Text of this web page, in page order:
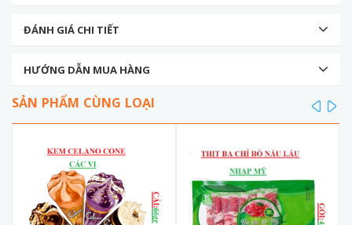
ĐÁNH GIÁ CHI TIẾT
HƯỚNG DẪN MUA HÀNG
SẢN PHẨM CÙNG LOẠI prev